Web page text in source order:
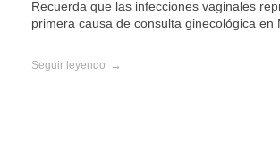
Recuerda que las infecciones vaginales
primera causa de consulta ginecológica en
Seguir leyendo